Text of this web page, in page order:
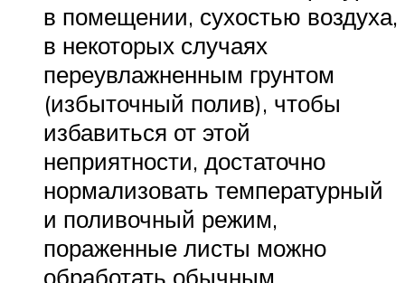
в помещении, сухостью воздуха,
в некоторых случаях
переувлажненным грунтом
(избыточный полив), чтобы
избавиться от этой
неприятности, достаточно
нормализовать температурный
и поливочный режим,
пораженные листы можно
обработать обычным